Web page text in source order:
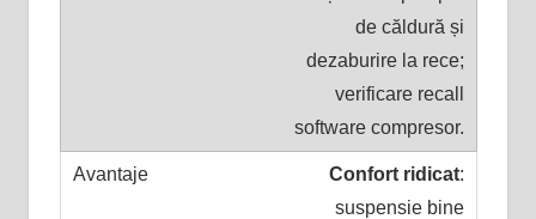
de căldură și
dezaburire la rece;
verificare recall
software compresor.
Confort ridicat:
suspensie bine